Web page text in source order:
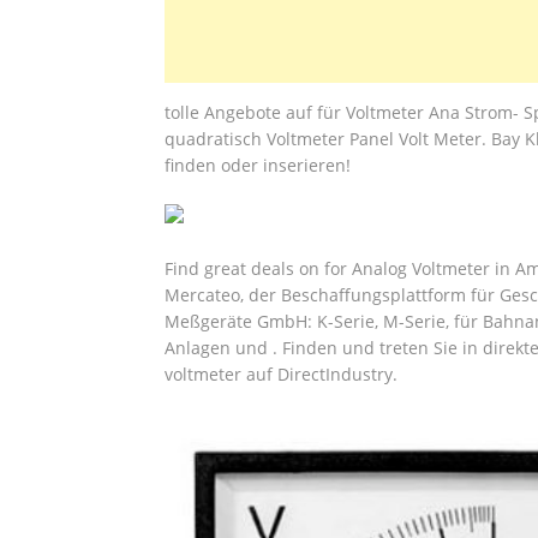
tolle Angebote auf für Voltmeter Ana Strom-
quadratisch Voltmeter Panel Volt Meter. Bay
finden oder inserieren!
Find great deals on for Analog Voltmeter in
Mercateo, der Beschaffungsplattform für
Meßgeräte GmbH: K-Serie, M-Serie, für
Anlagen und . Finden und treten Sie in
voltmeter auf DirectIndustry.